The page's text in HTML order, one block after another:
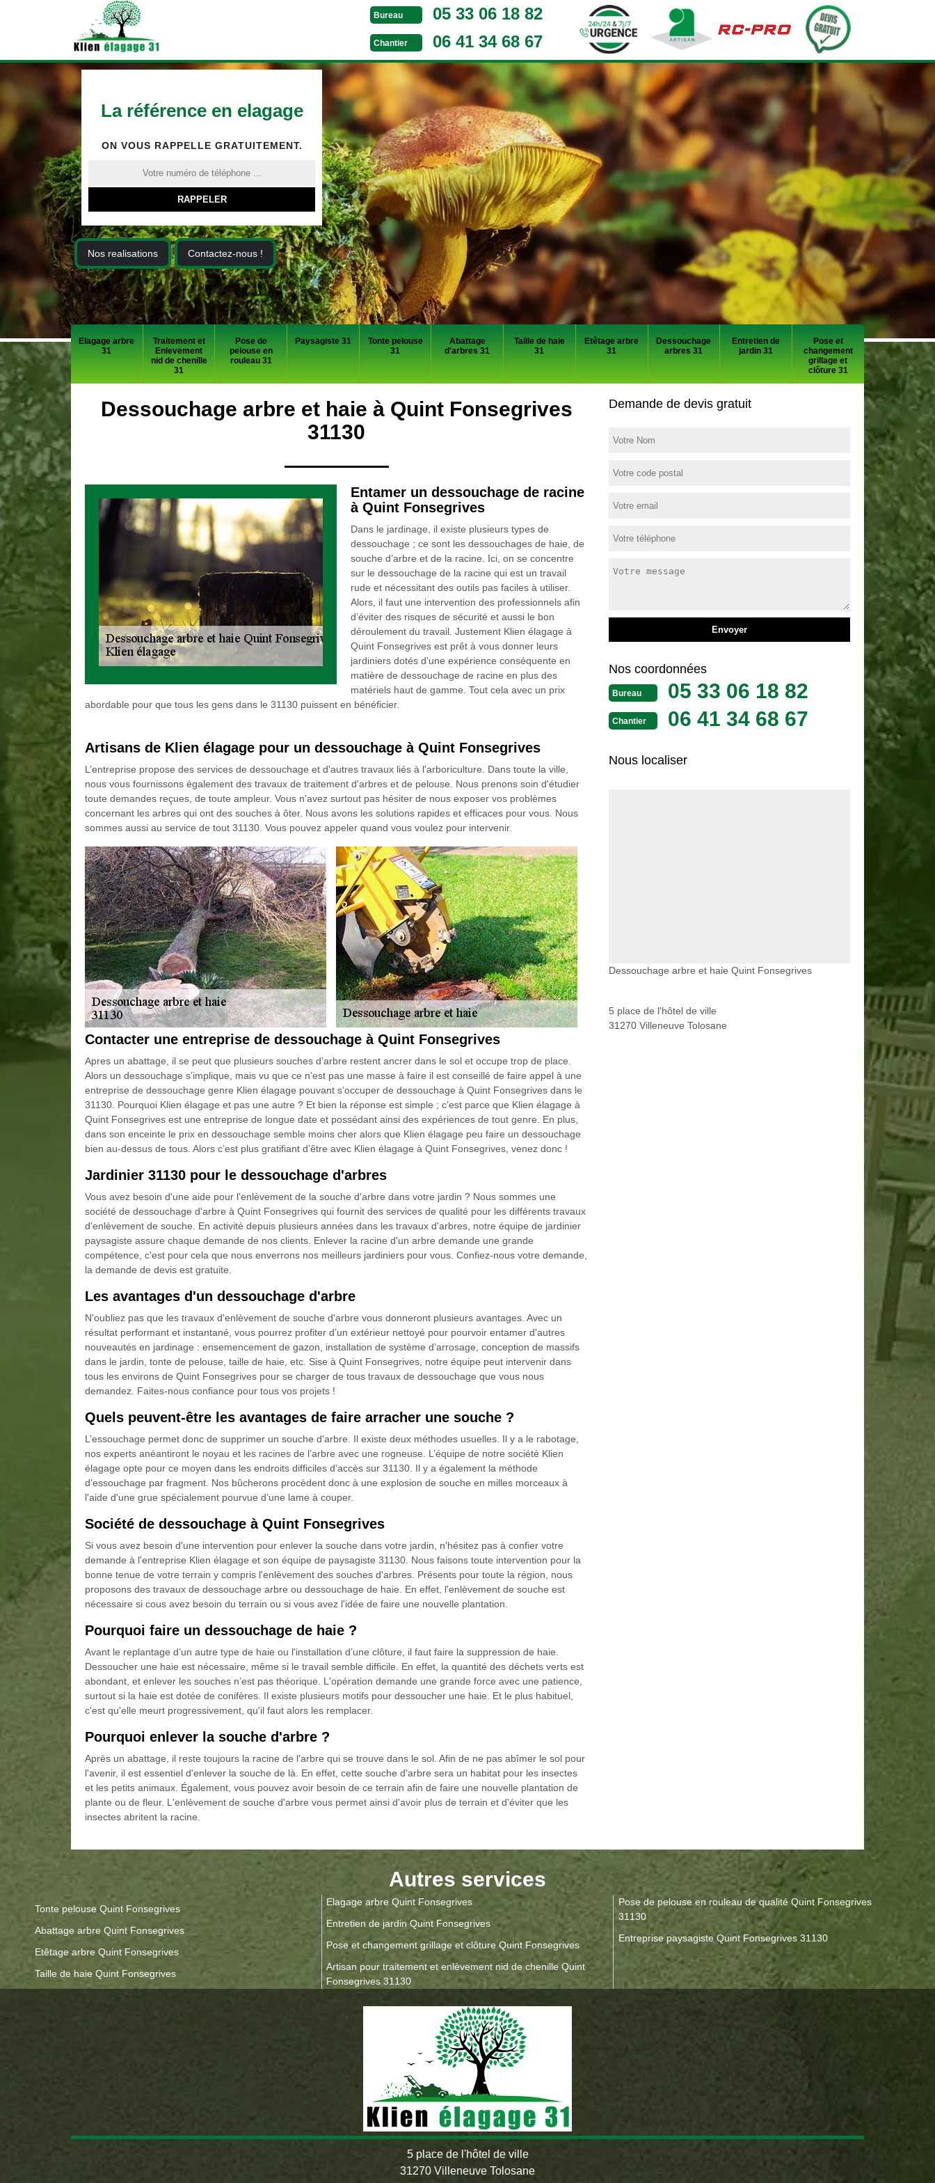
Bureau 05 33 06 18 82
Chantier 06 41 34 68 67
La référence en elagage
ON VOUS RAPPELLE GRATUITEMENT.
Nos realisations Contactez-nous !
Elagage arbre
31
Traitement et
Enlevement
nid de chenille
31
Pose de
pelouse en
rouleau 31
Paysagiste 31
Tonte pelouse
31
Abattage
d'arbres 31
Taille de haie
31
Etêtage arbre
31
Dessouchage
arbres 31
Entretien de
jardin 31
Pose et
changement
grillage et
clôture 31
Dessouchage arbre et haie à Quint Fonsegrives
31130
Entamer un dessouchage de racine
à Quint Fonsegrives
Dans le jardinage, il existe plusieurs types de
dessouchage ; ce sont les dessouchages de haie, de
souche d’arbre et de la racine. Ici, on se concentre
sur le dessouchage de la racine qui est un travail
rude et nécessitant des outils pas faciles à utiliser.
Alors, il faut une intervention des professionnels afin
d’éviter des risques de sécurité et aussi le bon
déroulement du travail. Justement Klien élagage à
Quint Fonsegrives est prêt à vous donner leurs
jardiniers dotés d’une expérience conséquente en
matière de dessouchage de racine en plus des
matériels haut de gamme. Tout cela avec un prix
abordable pour que tous les gens dans le 31130 puissent en bénéficier.
Artisans de Klien élagage pour un dessouchage à Quint Fonsegrives
L’entreprise propose des services de dessouchage et d'autres travaux liés à l'arboriculture. Dans toute la ville,
nous vous fournissons également des travaux de traitement d'arbres et de pelouse. Nous prenons soin d'étudier
toute demandes reçues, de toute ampleur. Vous n'avez surtout pas hésiter de nous exposer vos problèmes
concernant les arbres qui ont des souches à ôter. Nous avons les solutions rapides et efficaces pour vous. Nous
sommes aussi au service de tout 31130. Vous pouvez appeler quand vous voulez pour intervenir.
Contacter une entreprise de dessouchage à Quint Fonsegrives
Apres un abattage, il se peut que plusieurs souches d’arbre restent ancrer dans le sol et occupe trop de place.
Alors un dessouchage s’implique, mais vu que ce n’est pas une masse à faire il est conseillé de faire appel à une
entreprise de dessouchage genre Klien élagage pouvant s’occuper de dessouchage à Quint Fonsegrives dans le
31130. Pourquoi Klien élagage et pas une autre ? Et bien la réponse est simple ; c’est parce que Klien élagage à
Quint Fonsegrives est une entreprise de longue date et possédant ainsi des expériences de tout genre. En plus,
dans son enceinte le prix en dessouchage semble moins cher alors que Klien élagage peu faire un dessouchage
bien au-dessus de tous. Alors c’est plus gratifiant d’être avec Klien élagage à Quint Fonsegrives, venez donc !
Jardinier 31130 pour le dessouchage d'arbres
Vous avez besoin d'une aide pour l'enlèvement de la souche d'arbre dans votre jardin ? Nous sommes une
société de dessouchage d'arbre à Quint Fonsegrives qui fournit des services de qualité pour les différents travaux
d'enlèvement de souche. En activité depuis plusieurs années dans les travaux d'arbres, notre équipe de jardinier
paysagiste assure chaque demande de nos clients. Enlever la racine d'un arbre demande une grande
compétence, c'est pour cela que nous enverrons nos meilleurs jardiniers pour vous. Confiez-nous votre demande,
la demande de devis est gratuite.
Les avantages d'un dessouchage d'arbre
N'oubliez pas que les travaux d'enlèvement de souche d'arbre vous donneront plusieurs avantages. Avec un
résultat performant et instantané, vous pourrez profiter d’un extérieur nettoyé pour pourvoir entamer d'autres
nouveautés en jardinage : ensemencement de gazon, installation de système d’arrosage, conception de massifs
dans le jardin, tonte de pelouse, taille de haie, etc. Sise à Quint Fonsegrives, notre équipe peut intervenir dans
tous les environs de Quint Fonsegrives pour se charger de tous travaux de dessouchage que vous nous
demandez. Faites-nous confiance pour tous vos projets !
Quels peuvent-être les avantages de faire arracher une souche ?
L’essouchage permet donc de supprimer un souche d'arbre. Il existe deux méthodes usuelles. Il y a le rabotage,
nos experts anéantiront le noyau et les racines de l’arbre avec une rogneuse. L’équipe de notre société Klien
élagage opte pour ce moyen dans les endroits difficiles d'accès sur 31130. Il y a également la méthode
d’essouchage par fragment. Nos bûcherons procèdent donc à une explosion de souche en milles morceaux à
l'aide d'une grue spécialement pourvue d’une lame à couper.
Société de dessouchage à Quint Fonsegrives
Si vous avez besoin d'une intervention pour enlever la souche dans votre jardin, n'hésitez pas à confier votre
demande à l'entreprise Klien élagage et son équipe de paysagiste 31130. Nous faisons toute intervention pour la
bonne tenue de votre terrain y compris l'enlèvement des souches d'arbres. Présents pour toute la région, nous
proposons des travaux de dessouchage arbre ou dessouchage de haie. En effet, l'enlèvement de souche est
nécessaire si cous avez besoin du terrain ou si vous avez l'idée de faire une nouvelle plantation.
Pourquoi faire un dessouchage de haie ?
Avant le replantage d’un autre type de haie ou l'installation d’une clôture, il faut faire la suppression de haie.
Dessoucher une haie est nécessaire, même si le travail semble difficile. En effet, la quantité des déchets verts est
abondant, et enlever les souches n’est pas théorique. L'opération demande une grande force avec une patience,
surtout si la haie est dotée de conifères. Il existe plusieurs motifs pour dessoucher une haie. Et le plus habituel,
c'est qu'elle meurt progressivement, qu'il faut alors les remplacer.
Pourquoi enlever la souche d'arbre ?
Après un abattage, il reste toujours la racine de l'arbre qui se trouve dans le sol. Afin de ne pas abîmer le sol pour
l'avenir, il est essentiel d'enlever la souche de là. En effet, cette souche d'arbre sera un habitat pour les insectes
et les petits animaux. Également, vous pouvez avoir besoin de ce terrain afin de faire une nouvelle plantation de
plante ou de fleur. L'enlèvement de souche d'arbre vous permet ainsi d'avoir plus de terrain et d'éviter que les
insectes abritent la racine.
Demande de devis gratuit
Nos coordonnées
Bureau 05 33 06 18 82
Chantier 06 41 34 68 67
Nous localiser
Dessouchage arbre et haie Quint Fonsegrives
5 place de l'hôtel de ville
31270 Villeneuve Tolosane
Autres services
Tonte pelouse Quint Fonsegrives
Abattage arbre Quint Fonsegrives
Etêtage arbre Quint Fonsegrives
Taille de haie Quint Fonsegrives
Elagage arbre Quint Fonsegrives
Entretien de jardin Quint Fonsegrives
Pose et changement grillage et clôture Quint Fonsegrives
Artisan pour traitement et enlèvement nid de chenille Quint
Fonsegrives 31130
Pose de pelouse en rouleau de qualité Quint Fonsegrives
31130
Entreprise paysagiste Quint Fonsegrives 31130
5 place de l'hôtel de ville
31270 Villeneuve Tolosane